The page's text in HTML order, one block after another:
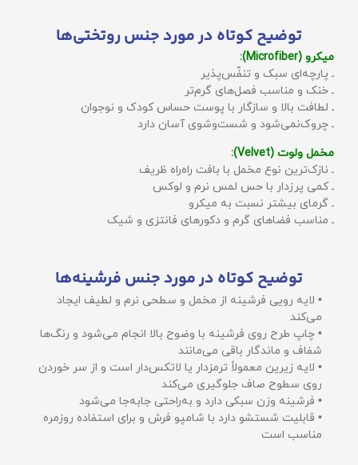
توضیح کوتاه در مورد جنس روتختی‌ها
میکرو (Microfiber):
ـ پارچه‌ای سبک و تنفّس‌پذیر
ـ خنک و مناسب فصل‌های گرم‌تر
ـ لطافت بالا و سازگار با پوست حساس کودک و نوجوان
ـ چروک‌نمی‌شود و شست‌وشوی آسان دارد
مخمل ولوت (Velvet):
ـ نازک‌ترین نوع مخمل با بافت راه‌راه ظریف
ـ کمی پرزدار با حس لمس نرم و لوکس
ـ گرمای بیشتر نسبت به میکرو
ـ مناسب فضاهای گرم و دکورهای فانتزی و شیک
توضیح کوتاه در مورد جنس فرشینه‌ها
• لایه رویی فرشینه از مخمل و سطحی نرم و لطیف ایجاد
می‌کند
• چاپ طرح روی فرشینه با وضوح بالا انجام می‌شود و رنگ‌ها
شفاف و ماندگار باقی می‌مانند
• لایه زیرین معمولاً ترمزدار یا لاتکس‌دار است و از سر خوردن
روی سطوح صاف جلوگیری می‌کند
• فرشینه وزن سبکی دارد و به‌راحتی جابه‌جا می‌شود
• قابلیت شستشو دارد با شامپو فرش و برای استفاده روزمره
مناسب است